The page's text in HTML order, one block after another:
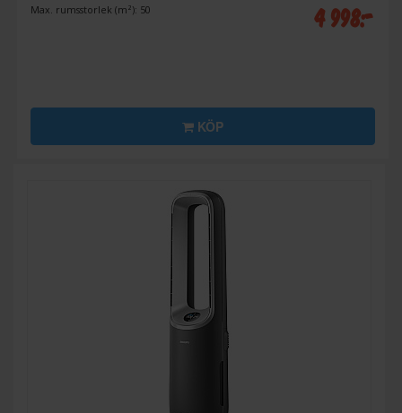
Max. rumsstorlek (m²): 50 4 998:-
KÖP